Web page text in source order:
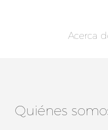
Acerca
Quiénes